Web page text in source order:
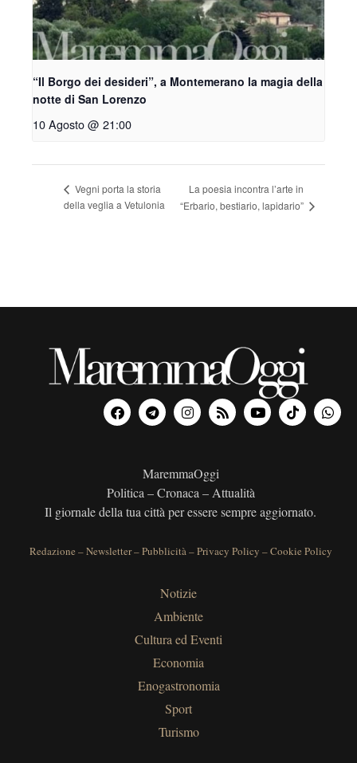
“Il Borgo dei desideri”, a Montemerano la magia della
notte di San Lorenzo
10 Agosto @ 21:00
Vegni porta la storia
della veglia a Vetulonia
La poesia incontra l’arte in
“Erbario, bestiario, lapidario”
MaremmaOggi
Politica – Cronaca – Attualità
Il giornale della tua città per essere sempre aggiornato.
Redazione –Newsletter–Pubblicità–Privacy Policy –Cookie Policy
Notizie
Ambiente
Cultura ed Eventi
Economia
Enogastronomia
Sport
Turismo